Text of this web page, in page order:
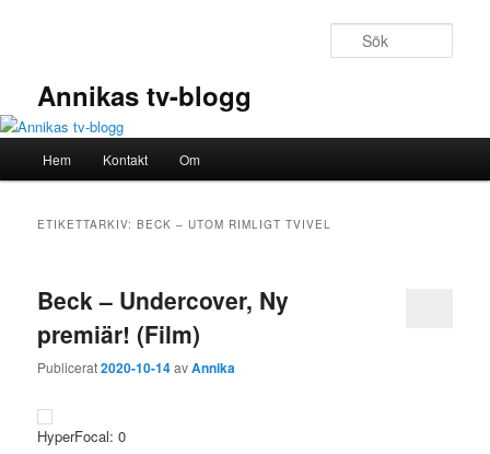
Annikas tv-blogg
Hem Kontakt Om
ETIKETTARKIV:BECK – UTOM RIMLIGT TVIVEL
Beck – Undercover, Ny
premiär! (Film)
Publicerat2020-10-14avAnnika
HyperFocal: 0